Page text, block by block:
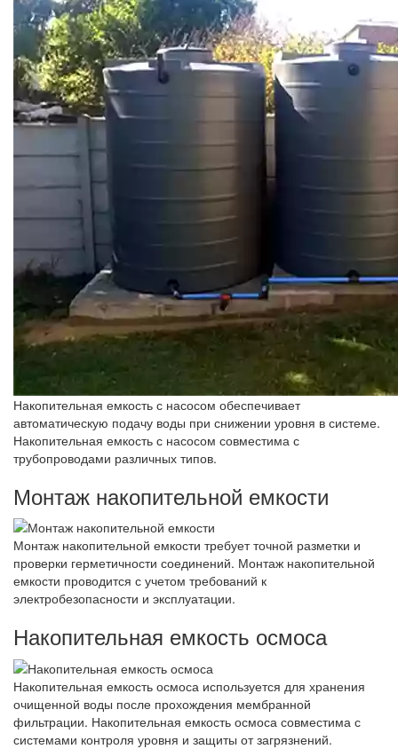
Накопительная емкость с насосом обеспечивает
автоматическую подачу воды при снижении уровня в системе.
Накопительная емкость с насосом совместима с
трубопроводами различных типов.
Монтаж накопительной емкости
Монтаж накопительной емкости требует точной разметки и
проверки герметичности соединений. Монтаж накопительной
емкости проводится с учетом требований к
электробезопасности и эксплуатации.
Накопительная емкость осмоса
Накопительная емкость осмоса используется для хранения
очищенной воды после прохождения мембранной
фильтрации. Накопительная емкость осмоса совместима с
системами контроля уровня и защиты от загрязнений.